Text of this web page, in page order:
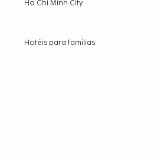
Ho Chi Minh City
Hotéis para famílias